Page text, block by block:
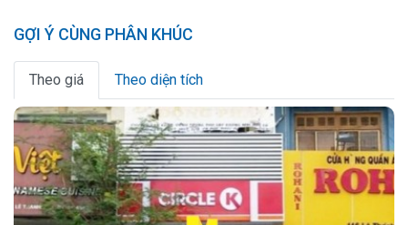
GỢI Ý CÙNG PHÂN KHÚC
Theo giá Theo diện tích